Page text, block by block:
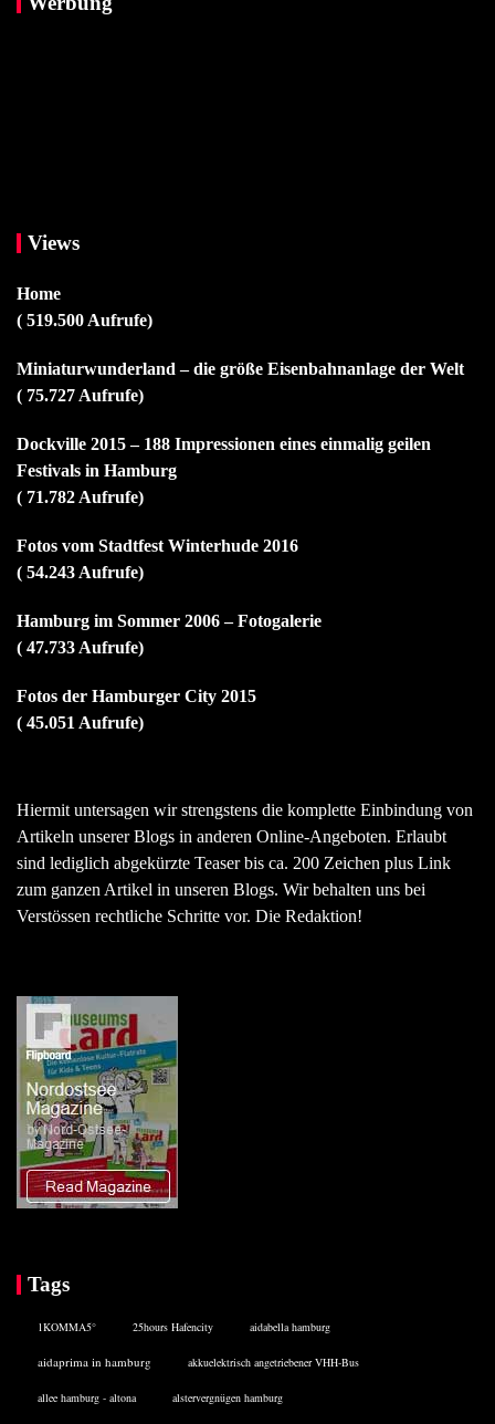
Views
Home
( 519.500 Aufrufe)
Miniaturwunderland – die größe Eisenbahnanlage der Welt
( 75.727 Aufrufe)
Dockville 2015 – 188 Impressionen eines einmalig geilen
Festivals in Hamburg
( 71.782 Aufrufe)
Fotos vom Stadtfest Winterhude 2016
( 54.243 Aufrufe)
Hamburg im Sommer 2006 – Fotogalerie
( 47.733 Aufrufe)
Fotos der Hamburger City 2015
( 45.051 Aufrufe)
Hiermit untersagen wir strengstens die komplette Einbindung von
Artikeln unserer Blogs in anderen Online-Angeboten. Erlaubt
sind lediglich abgekürzte Teaser bis ca. 200 Zeichen plus Link
zum ganzen Artikel in unseren Blogs. Wir behalten uns bei
Verstössen rechtliche Schritte vor. Die Redaktion!
Tags
1KOMMA5° 25hours Hafencity aidabella hamburg
aidaprima in hamburg akkuelektrisch angetriebener VHH-Bus
allee hamburg - altona alstervergnügen hamburg